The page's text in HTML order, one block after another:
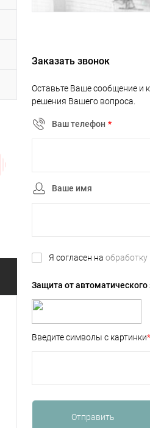
Заказать звонок
Оставьте Ваше сообщение и
решения Вашего вопроса.
Ваш телефон *
Ваше имя
Я согласен на
Защита от автоматического
Введите символы с картинки*